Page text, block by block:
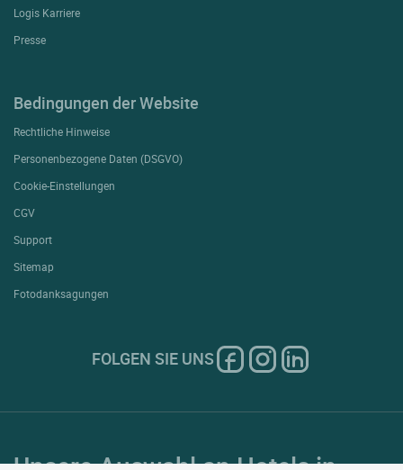
Logis Karriere
Presse
Bedingungen der Website
Rechtliche Hinweise
Personenbezogene Daten (DSGVO)
Cookie-Einstellungen
CGV
Support
Sitemap
Fotodanksagungen
FOLGEN SIE UNS